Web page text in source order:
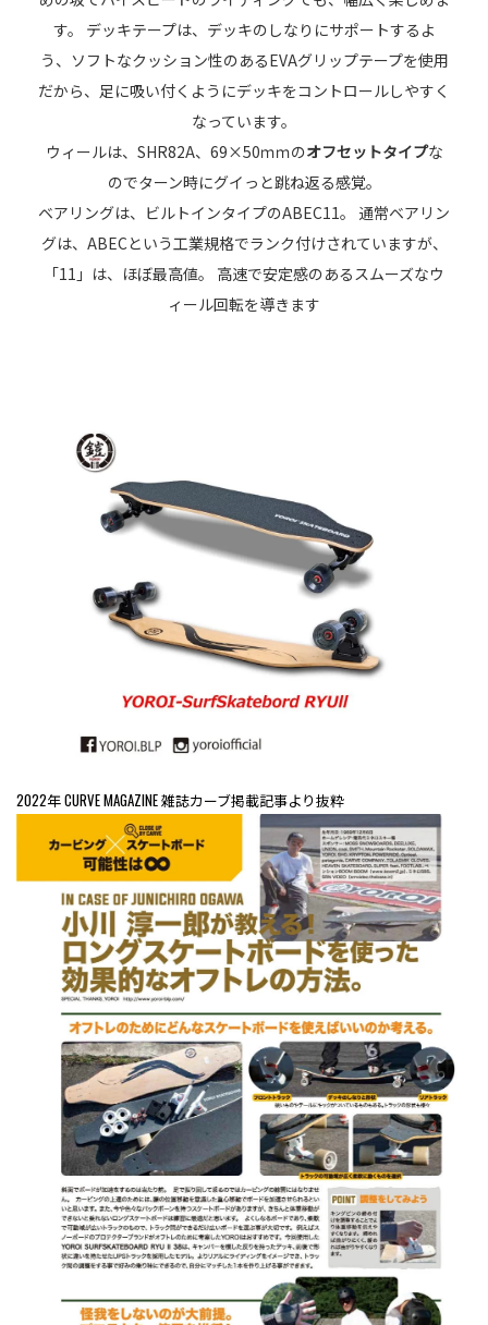
す。 デッキテープは、デッキのしなりにサポートするよ
う、ソフトなクッション性のあるEVAグリップテープを使用
だから、足に吸い付くようにデッキをコントロールしやすく
なっています。
ウィールは、SHR82A、69×50ｍｍのオフセットタイプな
のでターン時にグイっと跳ね返る感覚。
ベアリングは、ビルトインタイプのABEC11。 通常ベアリン
グは、ABECという工業規格でランク付けされていますが、
「11」は、ほぼ最高値。 高速で安定感のあるスムーズなウ
ィール回転を導きます
2022年 CURVE MAGAZINE 雑誌カーブ掲載記事より抜粋